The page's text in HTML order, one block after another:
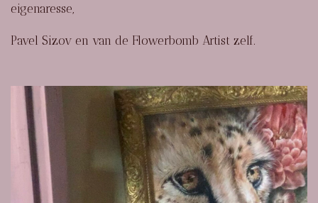
eigenaresse,
Pavel Sizov en van de Flowerbomb Artist zelf.